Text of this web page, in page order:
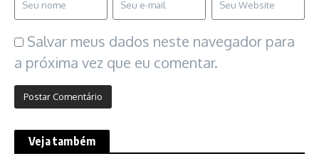
Salvar meus dados neste navegador para
a próxima vez que eu comentar.
Veja também